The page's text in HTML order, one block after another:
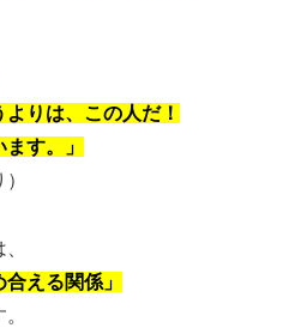
りは、この人だ！
す。」
える関係」